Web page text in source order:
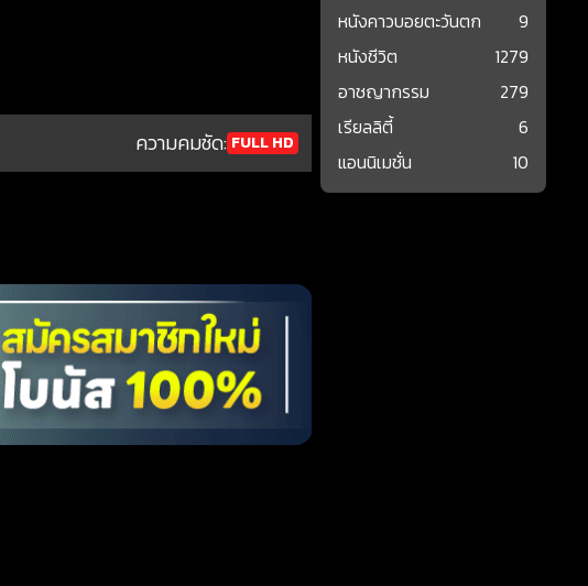
ความคมชัด: FULL HD
หนังคาวบอยตะวันตก
9
หนังชีวิต
1279
อาชญากรรม
279
เรียลลิตี้
6
แอนนิเมชั่น
10